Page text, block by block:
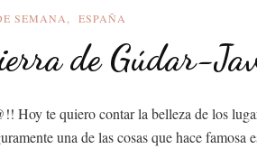
SEMANA ESPAÑA
de Gúdar-
Hoy te quiero contar la belleza de los
una de las cosas que hace famosa